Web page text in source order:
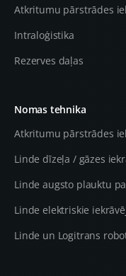
Atkritumu pārstrādes
Intraloģistika
Rezerves daļas
Nomas tehnika
Atkritumu pārstrādes
Linde dīzeļa / gāzes
Linde augsto plauktu
Linde elektriskie
Linde un Logitrans